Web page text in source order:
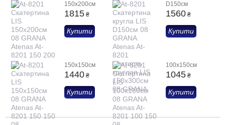
150x200см
1815 ₴
Купити
D150см
1560 ₴
Купити
150x150см
1440 ₴
Купити
100x150см
1045 ₴
Купити